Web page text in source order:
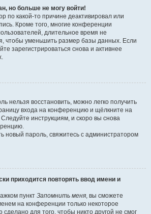
но больше не могу войти!
по какой-то причине деактивировал или
Кроме того, многие конференции
длительное время не
чтобы уменьшить размер базы данных. Если
зарегистрироваться снова и активнее
нельзя восстановить, можно легко получить
входа на конференцию и щёлкните на
Следуйте инструкциям, и скоро вы снова
новый пароль, свяжитесь с администратором
приходится повторять ввод имени и
пункт Запомнить меня, вы сможете
на конференции только некоторое
для того, чтобы никто другой не смог